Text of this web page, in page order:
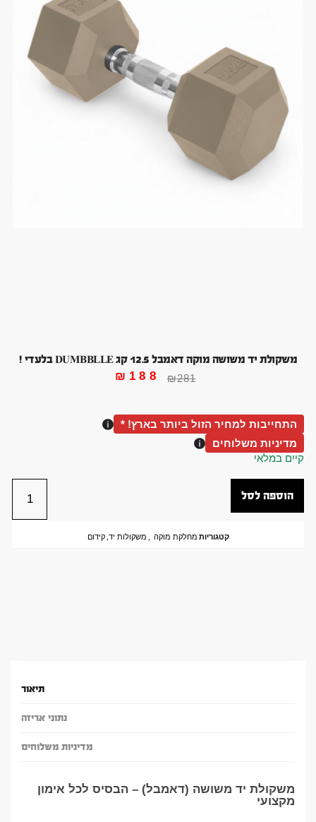
משקולת יד משושה מוקה דאמבל 12.5 קג DUMBBLLE בלעדי !
₪281
₪ 188
התחייבות למחיר הזול ביותר בארץ! *
מדיניות משלוחים
קיים במלאי
הוספה לסל
קטגוריות מחלקת מוקה , משקולות יד,קידום
תיאור
נתוני אריזה
מדיניות משלוחים
משקולת יד משושה (דאמבל) – הבסיס לכל אימון
מקצועי